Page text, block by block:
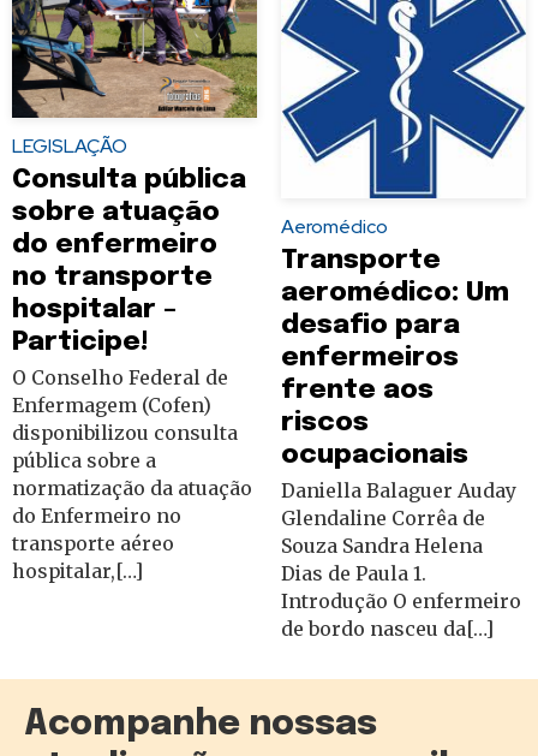
LEGISLAÇÃO
Consulta pública
sobre atuação
do enfermeiro
no transporte
hospitalar –
Participe!
O Conselho Federal de
Enfermagem (Cofen)
disponibilizou consulta
pública sobre a
normatização da atuação
do Enfermeiro no
transporte aéreo
hospitalar,[…]
Aeromédico
Transporte
aeromédico: Um
desafio para
enfermeiros
frente aos
riscos
ocupacionais
Daniella Balaguer Auday
Glendaline Corrêa de
Souza Sandra Helena
Dias de Paula 1.
Introdução O enfermeiro
de bordo nasceu da[…]
Acompanhe nossas